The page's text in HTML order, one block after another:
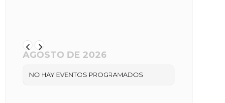
AGOSTO DE 2026
NO HAY EVENTOS PROGRAMADOS